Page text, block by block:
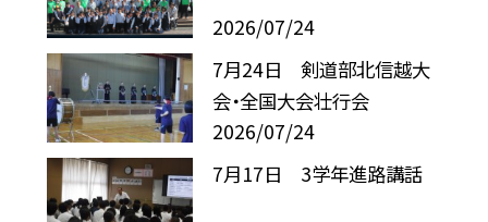
2026/07/24
7月24日 剣道部北信越大
会・全国大会壮行会
2026/07/24
7月17日 3学年進路講話